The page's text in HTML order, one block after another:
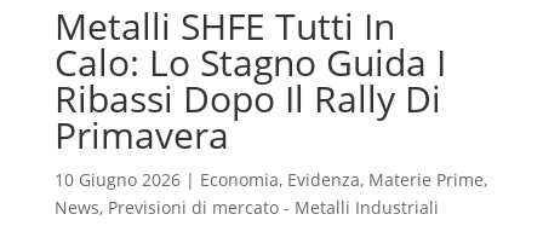
Metalli SHFE Tutti In
Calo: Lo Stagno Guida I
Ribassi Dopo Il Rally Di
Primavera
10 Giugno 2026| Economia, Evidenza, Materie Prime,
News, Previsioni di mercato - Metalli Industriali